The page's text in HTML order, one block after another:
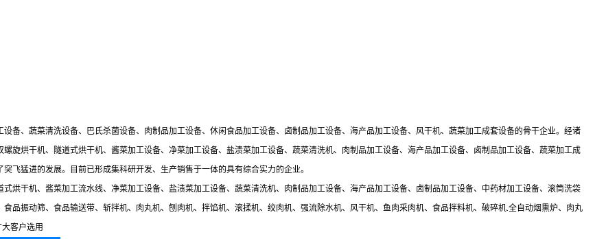
备、蔬菜清洗设备、巴氏杀菌设备、肉制品加工设备、休闲食品加工设备、卤制品加工设备、海产品加工设备、风干机、蔬菜加工成套设备的骨干企业。经诸
旋烘干机、隧道式烘干机、酱菜加工设备、净菜加工设备、盐渍菜加工设备、蔬菜清洗机、肉制品加工设备、海产品加工设备、卤制品加工设备、蔬菜加工成
飞猛进的发展。目前已形成集科研开发、生产销售于一体的具有综合实力的企业。
烘干机、酱菜加工流水线、净菜加工设备、盐渍菜加工设备、蔬菜清洗机、肉制品加工设备、海产品加工设备、卤制品加工设备、中药材加工设备、滚筒洗袋
品振动筛、食品输送带、斩拌机、肉丸机、刨肉机、拌馅机、滚揉机、绞肉机、强流除水机、风干机、鱼肉采肉机、食品拌料机、破碎机.全自动烟熏炉、肉丸
客户选用